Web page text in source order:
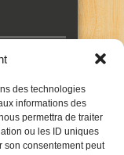
des technologies
informations des
permettra de traiter
ou les ID uniques
son consentement peut